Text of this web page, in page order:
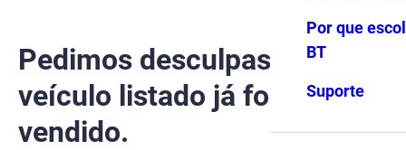
Por que
BT
Suporte
Pedimos desculpas, mas o
veículo listado já foi
vendido.